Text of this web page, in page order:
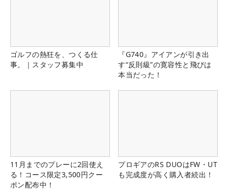
ゴルフの熱狂を、つくる仕
事。｜スタッフ募集中
『G740』アイアンが引き出
す“反則級”の寛容性と飛びは
本当だった！
11月までのプレーに2回使え
る！コース限定3,500円クー
ポン配布中！
プロギアのRS DUOはFW・UT
も完成度が高く購入者続出！